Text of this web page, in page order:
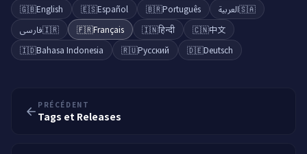
🇬🇧English 🇪🇸Español 🇧🇷Português 🇸🇦العربية
🇮🇷فارسی 🇫🇷Français 🇮🇳हिन्दी 🇨🇳中文
🇮🇩Bahasa Indonesia 🇷🇺Русский 🇩🇪Deutsch
PRÉCÉDENT
Tags et Releases